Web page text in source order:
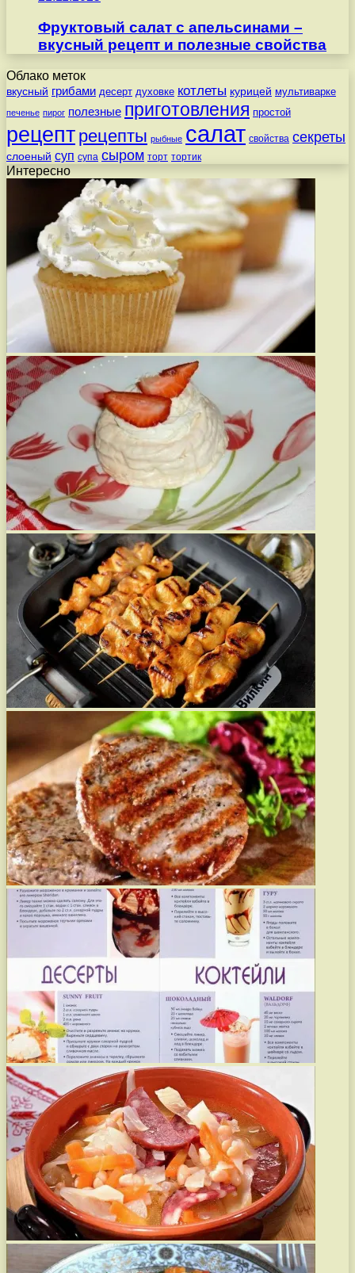
Фруктовый салат с апельсинами –
вкусный рецепт и полезные свойства
Облако меток
вкусный грибами десерт духовке котлеты курицей мультиварке
печенье пирог полезные приготовления простой
рецепт рецепты рыбные салат свойства секреты
слоеный суп супа сыром торт тортик
Интересно